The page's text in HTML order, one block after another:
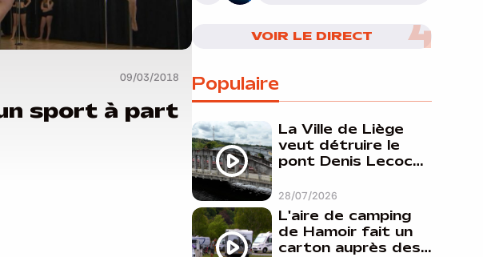
09/03/2018
sport à part
VOIR LE DIRECT
Populaire
28/07/2026
La Ville de Liège
veut détruire le
pont Denis Lecocq
budget pour le
faire
L'aire de camping
de Hamoir fait un
carton auprès des